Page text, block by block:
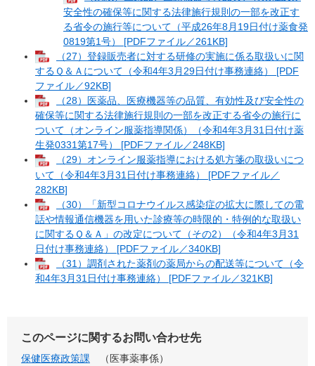
安全性の確保等に関する法律施行規則の一部を改正す
る省令の施行等について（平成26年8月19日付け薬食発
0819第1号） [PDFファイル／261KB]
（27）登録販売者に対する研修の実施に係る取扱いに関
するＱ＆Ａについて（令和4年3月29日付け事務連絡） [PDF
ファイル／92KB]
（28）医薬品、医療機器等の品質、有効性及び安全性の
確保等に関する法律施行規則の一部を改正する省令の施行に
ついて（オンライン服薬指導関係）（令和4年3月31日付け薬
生発0331第17号） [PDFファイル／248KB]
（29）オンライン服薬指導における処方箋の取扱いにつ
いて（令和4年3月31日付け事務連絡） [PDFファイル／
282KB]
（30）「新型コロナウイルス感染症の拡大に際しての電
話や情報通信機器を用いた診療等の時限的・特例的な取扱い
に関するＱ＆Ａ」の改定について（その2）（令和4年3月31
日付け事務連絡） [PDFファイル／340KB]
（31）調剤された薬剤の薬局からの配送等について（令
和4年3月31日付け事務連絡） [PDFファイル／321KB]
このページに関するお問い合わせ先
保健医療政策課
医事薬事係